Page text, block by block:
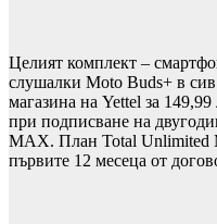
Целият комплект –
слушалки Moto Buds+ в
магазина на Yettel за
при подписване на
MAX. План Total Unlimited
първите 12 месеца от